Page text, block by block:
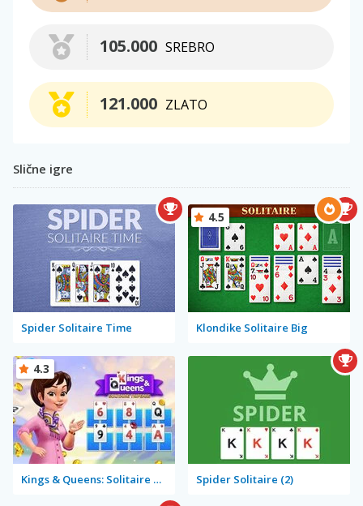
SREBRO
105.000
ZLATO
121.000
Slične igre
Spider Solitaire Time Klondike Solitaire Big
4.5
Kings & Queens: Solitaire Tripeaks
4.3
Spider Solitaire (2)